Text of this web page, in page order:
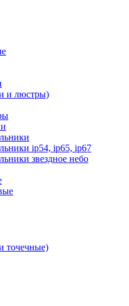
и люстры)
ip54, ip65, ip67
звездное небо
точечные)